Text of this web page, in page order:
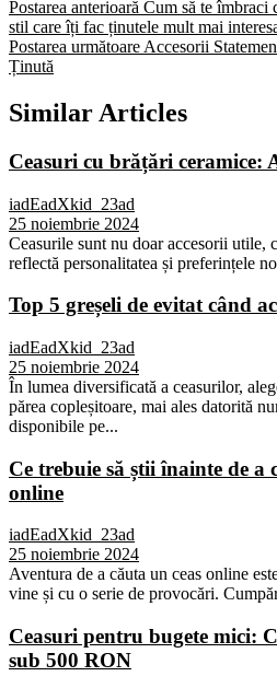
Postarea anterioară Cum să te îmbraci
stil care îți fac ținutele mult mai
Postarea următoare Accesorii
Ținută
Similar Articles
Ceasuri cu brățări ceramice:
iadEadXkid_23ad
25 noiembrie 2024
Ceasurile sunt nu doar accesorii utile,
reflectă personalitatea și preferințele
Top 5 greșeli de evitat când
iadEadXkid_23ad
25 noiembrie 2024
În lumea diversificată a ceasurilor,
părea copleșitoare, mai ales datorită
disponibile pe...
Ce trebuie să știi înainte de a
online
iadEadXkid_23ad
25 noiembrie 2024
Aventura de a căuta un ceas online
vine și cu o serie de provocări.
Ceasuri pentru bugete mici:
sub 500 RON